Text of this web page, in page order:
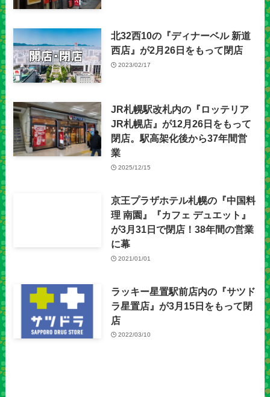
北32西10の『ディナーベル 新道
西店』が2月26日をもって閉店
2023/02/17
JR札幌駅改札内の『ロッテリア
JR札幌店』が12月26日をもって
閉店。駅高架化後から37年間営
業
2025/12/15
京王プラザホテル札幌の『中国料
理 南園』『カフェ デュエット』
が3月31日で閉店！38年間の営業
に幕
2021/01/01
ラッキー星置駅前店内の『サツド
ラ星置店』が3月15日をもって閉
店
2022/03/10